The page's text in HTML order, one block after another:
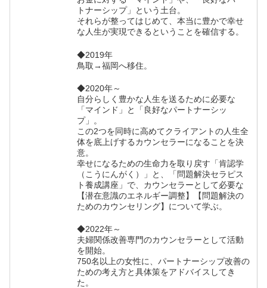
トナーシップ」という土台。
それらが整ってはじめて、本当に豊かで幸せ
な人生が実現できるということを確信する。
◆2019年
鳥取→福岡へ移住。
◆2020年～
自分らしく豊かな人生を送るために必要な
「マインド」と「良好なパートナーシッ
プ」。
この2つを同時に高めてクライアントの人生全
体を底上げするカウンセラーになることを決
意。
幸せになるための生命力を取り戻す「肯認学
（こうにんがく）」と、「問題解決セラピス
ト養成講座」で、カウンセラーとして必要な
【潜在意識のエネルギー調整】【問題解決の
ためのカウンセリング】について学ぶ。
◆2022年～
夫婦関係改善専門のカウンセラーとして活動
を開始。
750名以上の女性に、パートナーシップ改善の
ための考え方と具体策をアドバイスしてき
た。